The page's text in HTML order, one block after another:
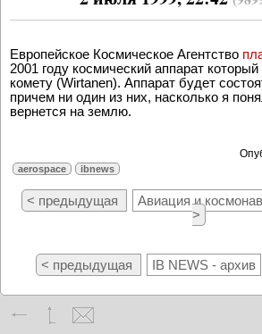
Европейское Космическое Агентство
2001 году космический аппарат
комету (Wirtanen). Аппарат будет
причем ни один из них, насколько я
вернется на землю.
aerospace ibnews
< предыдущая Авиация и
>
< предыдущая IB NEWS - архив